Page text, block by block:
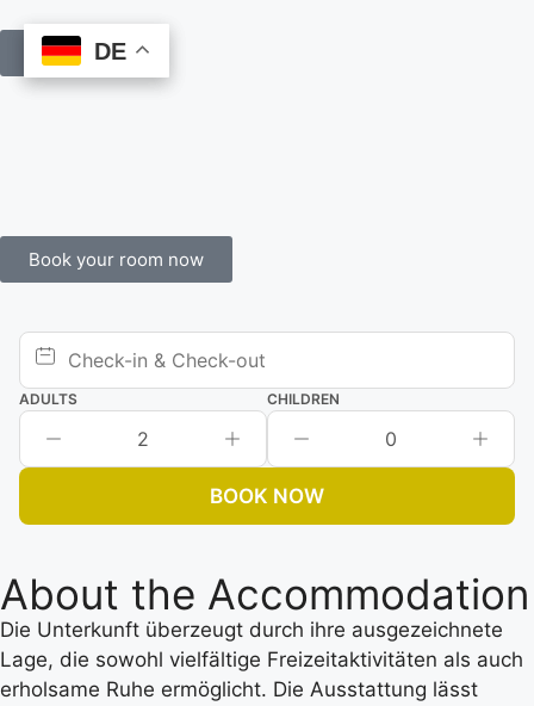
Book Online
Book your room now
ADULTS
2
CHILDREN
0
BOOK NOW
About the Accommodation
Die Unterkunft überzeugt durch ihre ausgezeichnete
Lage, die sowohl vielfältige Freizeitaktivitäten als auch
erholsame Ruhe ermöglicht. Die Ausstattung lässt
DE
DE